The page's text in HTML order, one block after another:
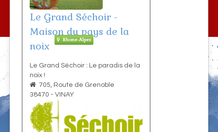
Le Grand Séchoir -
Maison du pays de la
noix
Rhone-Alpes
Le Grand Séchoir : Le paradis de la
noix !
705, Route de Grenoble
38470 - VINAY